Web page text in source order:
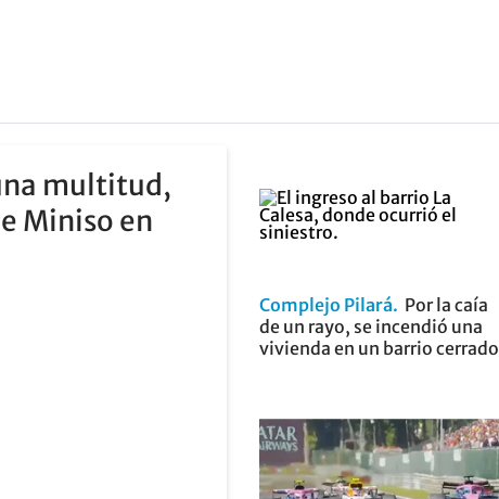
multitud,
Miniso en
Complejo Pilará
Por la caía
de un rayo, se incendió una
vivienda en un barrio cerrado